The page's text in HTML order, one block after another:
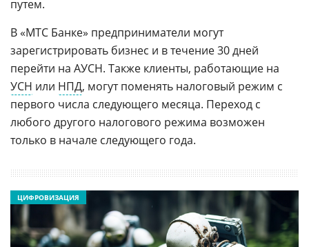
путем.
В «МТС Банке» предприниматели могут
зарегистрировать бизнес и в течение 30 дней
перейти на АУСН. Также клиенты, работающие на
УСН или НПД, могут поменять налоговый режим с
первого числа следующего месяца. Переход с
любого другого налогового режима возможен
только в начале следующего года.
ЦИФРОВИЗАЦИЯ